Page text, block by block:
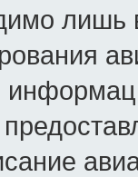
лишь